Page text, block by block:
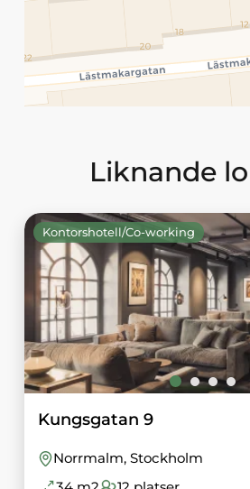
Liknande
Kontorshotell/Co-working
Kungsgatan 9
Norrmalm, Stockholm